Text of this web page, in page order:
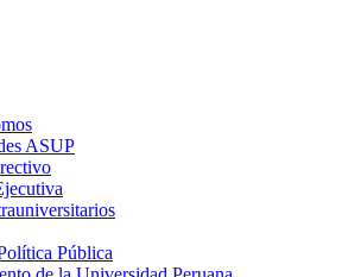
ASUP
Pública